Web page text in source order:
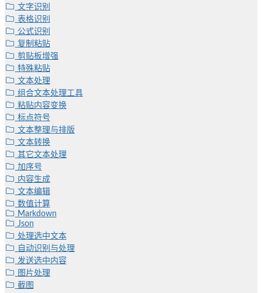
文字识别
表格识别
公式识别
复制粘贴
剪贴板增强
特殊粘贴
文本处理
组合文本处理工具
粘贴内容变换
标点符号
文本整理与排版
文本转换
其它文本处理
加序号
内容生成
文本编辑
数值计算
Markdown
Json
处理选中文本
自动识别与处理
发送选中内容
图片处理
截图